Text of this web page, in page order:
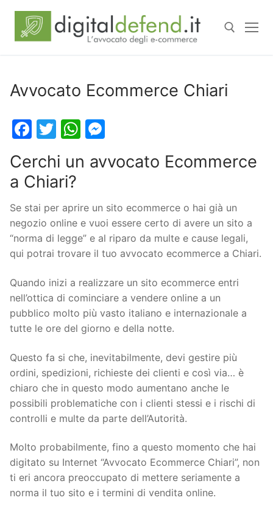
Avvocato Ecommerce Chiari
Facebook
TwitterWhatsApp
Cerchi un avvocato Ecommerce
a Chiari?
Se stai per aprire un sito ecommerce o hai già un
negozio online e vuoi essere certo di avere un sito a
“norma di legge” e al riparo da multe e cause legali,
qui potrai trovare il tuo avvocato ecommerce a Chiari.
Quando inizi a realizzare un sito ecommerce entri
nell’ottica di cominciare a vendere online a un
pubblico molto più vasto italiano e internazionale a
tutte le ore del giorno e della notte.
Questo fa si che, inevitabilmente, devi gestire più
ordini, spedizioni, richieste dei clienti e così via… è
chiaro che in questo modo aumentano anche le
possibili problematiche con i clienti stessi e i rischi di
controlli e multe da parte dell’Autorità.
Molto probabilmente, fino a questo momento che hai
digitato su Internet “Avvocato Ecommerce Chiari”, non
ti eri ancora preoccupato di mettere seriamente a
norma il tuo sito e i termini di vendita online.